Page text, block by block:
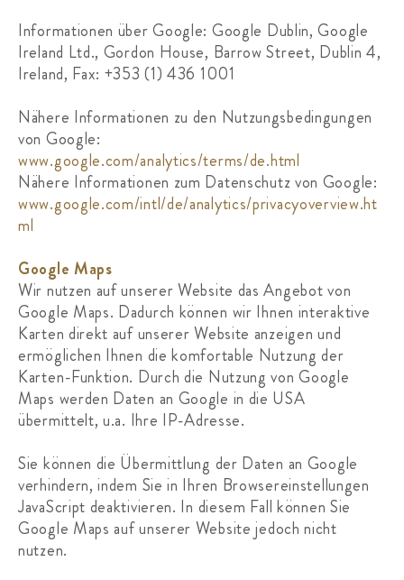
Informationen über Google: Google Dublin, Google
Ireland Ltd., Gordon House, Barrow Street, Dublin 4,
Ireland, Fax: +353 (1) 436 1001
Nähere Informationen zu den Nutzungsbedingungen
von Google:
www.google.com/analytics/terms/de.html
Nähere Informationen zum Datenschutz von Google:
www.google.com/intl/de/analytics/privacyoverview.ht
ml
Google Maps
Wir nutzen auf unserer Website das Angebot von
Google Maps. Dadurch können wir Ihnen interaktive
Karten direkt auf unserer Website anzeigen und
ermöglichen Ihnen die komfortable Nutzung der
Karten-Funktion. Durch die Nutzung von Google
Maps werden Daten an Google in die USA
übermittelt, u.a. Ihre IP-Adresse.
Sie können die Übermittlung der Daten an Google
verhindern, indem Sie in Ihren Browsereinstellungen
JavaScript deaktivieren. In diesem Fall können Sie
Google Maps auf unserer Website jedoch nicht
nutzen.